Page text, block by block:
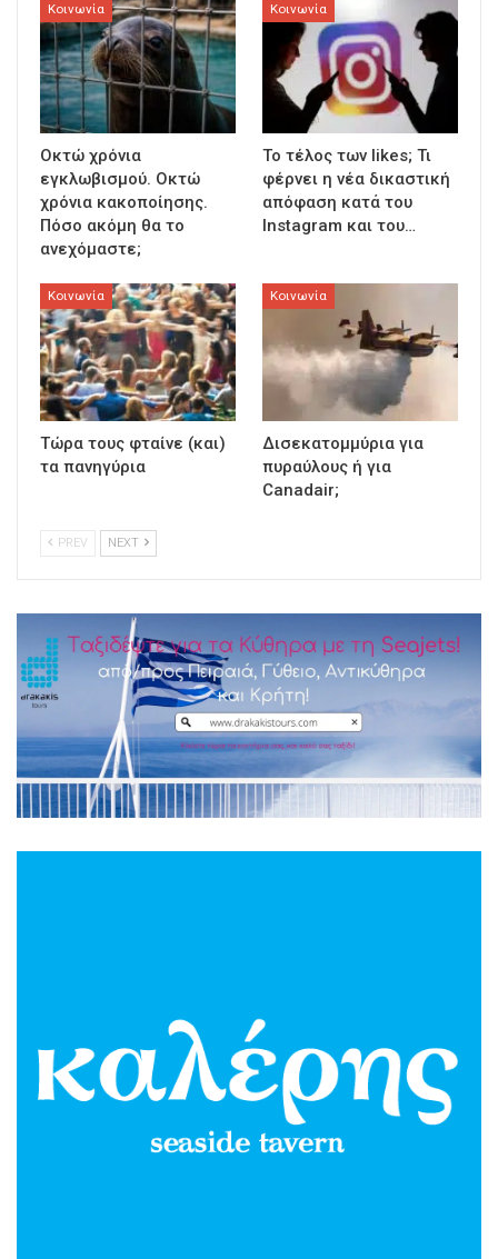
Κοινωνία
Οκτώ χρόνια
εγκλωβισμού. Οκτώ
χρόνια κακοποίησης.
Πόσο ακόμη θα το
ανεχόμαστε;
Κοινωνία
To τέλος των likes; Τι
φέρνει η νέα δικαστική
απόφαση κατά του
Instagram και του…
Κοινωνία
Τώρα τους φταίνε (και)
τα πανηγύρια
Κοινωνία
Δισεκατομμύρια για
πυραύλους ή για
Canadair;
PREV NEXT